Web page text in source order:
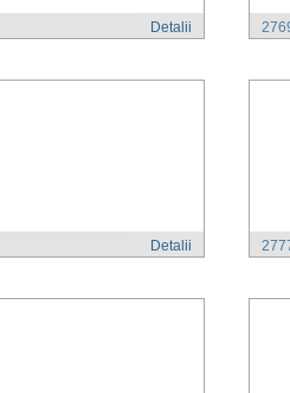
Detalii
Detalii